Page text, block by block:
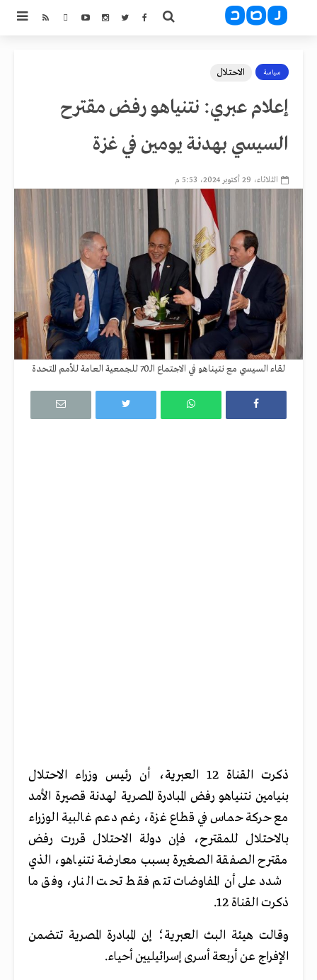
سياسة الاحتلال
إعلام عبري: نتنياهو رفض مقترح
السيسي بهدنة يومين في غزة
الثلاثاء، 29 أكتوبر 2024، 5:53 م
لقاء السيسي مع نتيناهو في الاجتماع الـ70 للجمعية العامة للأمم المتحدة
ذكرت القناة 12 العبرية، أن رئيس وزراء الاحتلال
بنيامين نتنياهو رفض المبادرة المصرية لهدنة قصيرة الأمد
مع حركة حماس في قطاع غزة، رغم دعم غالبية الوزراء
بالاحتلال للمقترح، فإن دولة الاحتلال قررت رفض
مقترح الصفقة الصغيرة بسبب معارضة نتنياهو، الذي
شدد على أن المفاوضات تتم فقط تحت النار، وفق ما
ذكرت القناة 12.
وقالت هيئة البث العبرية؛ إن المبادرة المصرية تتضمن
الإفراج عن أربعة أسرى إسرائيليين أحياء.